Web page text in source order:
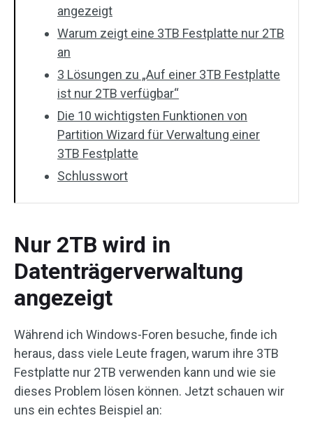
angezeigt
Warum zeigt eine 3TB Festplatte nur 2TB
an
3 Lösungen zu „Auf einer 3TB Festplatte
ist nur 2TB verfügbar“
Die 10 wichtigsten Funktionen von
Partition Wizard für Verwaltung einer
3TB Festplatte
Schlusswort
Nur 2TB wird in
Datenträgerverwaltung
angezeigt
Während ich Windows-Foren besuche, finde ich
heraus, dass viele Leute fragen, warum ihre 3TB
Festplatte nur 2TB verwenden kann und wie sie
dieses Problem lösen können. Jetzt schauen wir
uns ein echtes Beispiel an: